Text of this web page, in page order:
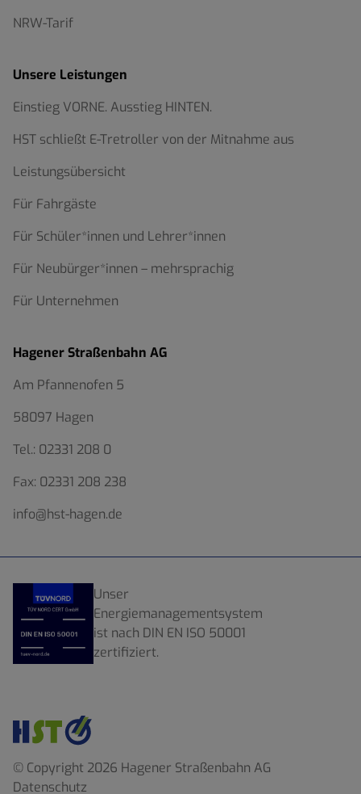
NRW-Tarif
Unsere Leistungen
Einstieg VORNE. Ausstieg HINTEN.
HST schließt E-Tretroller von der Mitnahme aus
Leistungsübersicht
Für Fahrgäste
Für Schüler*innen und Lehrer*innen
Für Neubürger*innen – mehrsprachig
Für Unternehmen
Hagener Straßenbahn AG
Am Pfannenofen 5
58097 Hagen
Tel.: 02331 208 0
Fax: 02331 208 238
info@hst-hagen.de
Unser
Energiemanagementsystem
ist nach DIN EN ISO 50001
zertifiziert.
© Copyright 2026 Hagener Straßenbahn AG
Datenschutz